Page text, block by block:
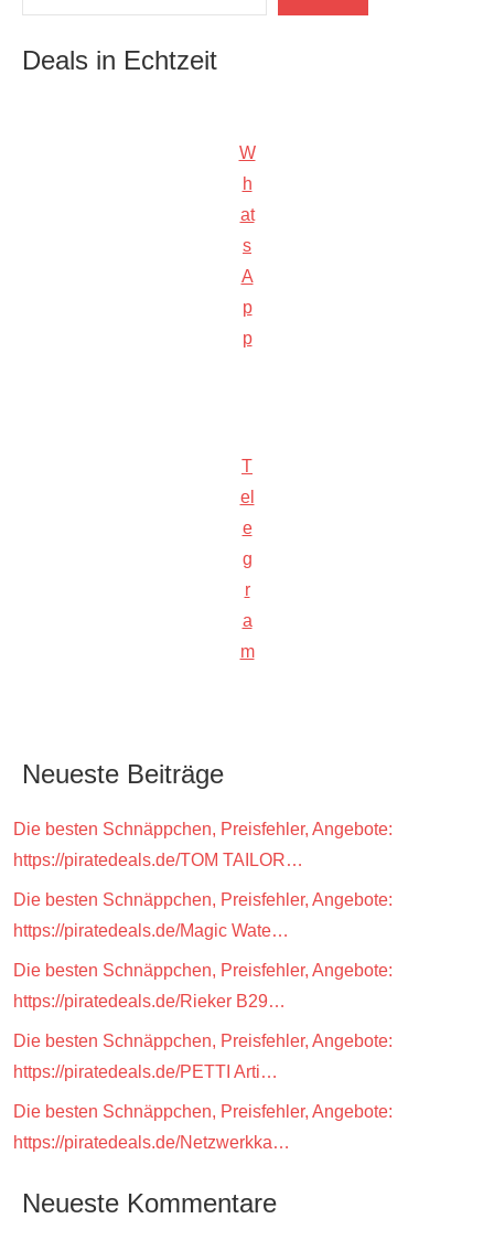
Deals in Echtzeit
W
h
at
s
A
p
p
T
el
e
g
r
a
m
Neueste Beiträge
Die besten Schnäppchen, Preisfehler, Angebote:
https://piratedeals.de/TOM TAILOR…
Die besten Schnäppchen, Preisfehler, Angebote:
https://piratedeals.de/Magic Wate…
Die besten Schnäppchen, Preisfehler, Angebote:
https://piratedeals.de/Rieker B29…
Die besten Schnäppchen, Preisfehler, Angebote:
https://piratedeals.de/PETTI Arti…
Die besten Schnäppchen, Preisfehler, Angebote:
https://piratedeals.de/Netzwerkka…
Neueste Kommentare